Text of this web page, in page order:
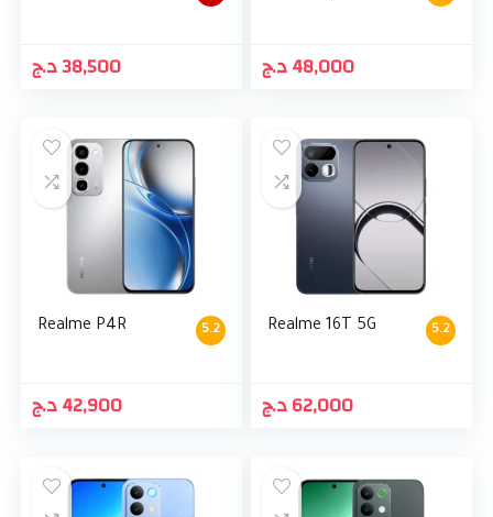
38,500د.ج 48,000د.ج
5.2
Realme P4R
42,900د.ج
5.2
Realme 16T 5G
62,000د.ج